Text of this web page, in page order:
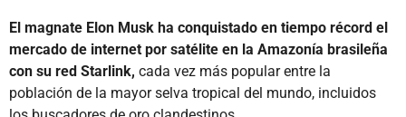
El magnate Elon Musk ha conquistado en tiempo récord el
mercado de internet por satélite en la Amazonía brasileña
con su red Starlink, cada vez más popular entre la
población de la mayor selva tropical del mundo, incluidos